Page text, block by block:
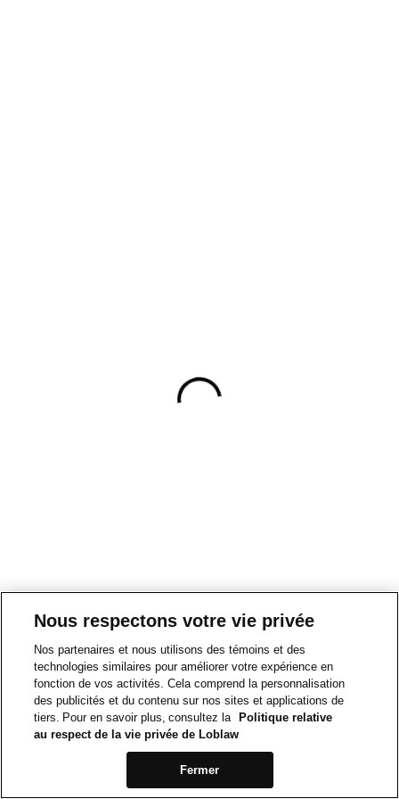
Nous respectons votre vie privée
Nos partenaires et nous utilisons des témoins et des
technologies similaires pour améliorer votre expérience en
fonction de vos activités. Cela comprend la personnalisation
des publicités et du contenu sur nos sites et applications de
tiers. Pour en savoir plus, consultez la
Politique relative
au respect de la vie privée de Loblaw
Fermer